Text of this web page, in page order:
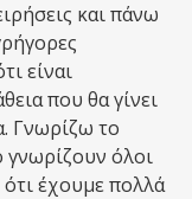
και πάνω
είναι
που θα γίνει
Γνωρίζω το
όλοι
ότι έχουμε πολλά